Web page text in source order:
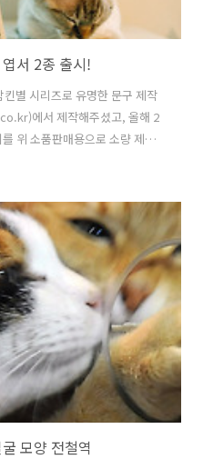
서 2종 출시!
별 시리즈로 유명한 문구 제작
에서 제작해주셨고, 올해 2
위 소품판매용으로 소량 제작
다. 그때 만들었던 미니달력
, 집게 등은 없어요. 대신 미니엽
트에는 고양이 스티커 5종이
례의 일본 고양이 여행에서 만난
이 소품 사진이 수록되어 있어요.
재미도 쏠쏠하답니다. 스..
모양 전철역